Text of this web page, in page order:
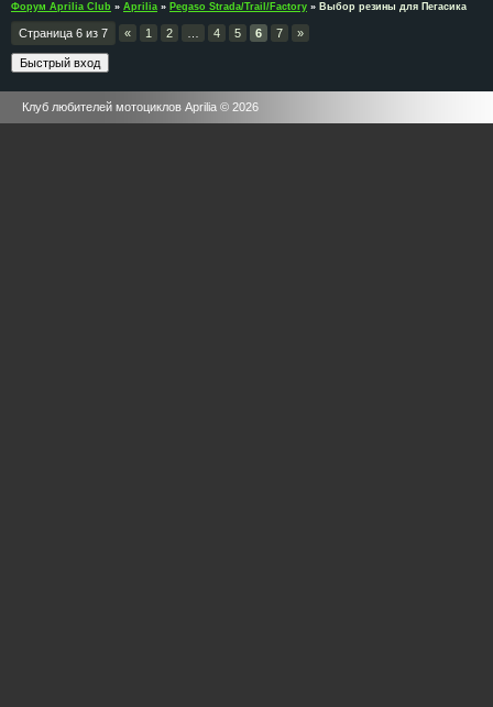
Форум Aprilia Club » Aprilia » Pegaso Strada/Trail/Factory » Выбор резины для Пегасика
Страница 6 из 7 « 1 2 4 5 6 7 »
Клуб любителей мотоциклов Aprilia © 2026